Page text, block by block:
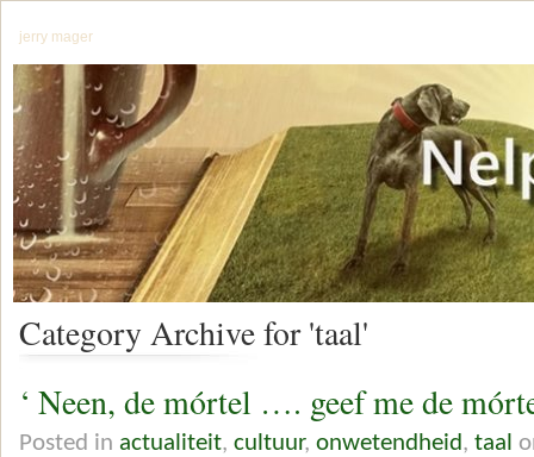
jerry mager
Category Archive for 'taal'
‘ Neen, de mórtel …. geef me de
Posted in actualiteit, cultuur, onwetendheid, taal